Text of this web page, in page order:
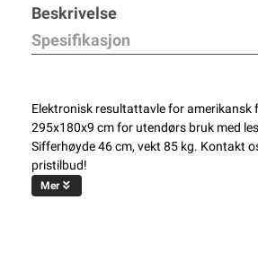
Beskrivelse
Spesifikasjon
Elektronisk resultattavle for amerikansk
295x180x9 cm for utendørs bruk med
Sifferhøyde 46 cm, vekt 85 kg. Kontakt
pristilbud!
Mer